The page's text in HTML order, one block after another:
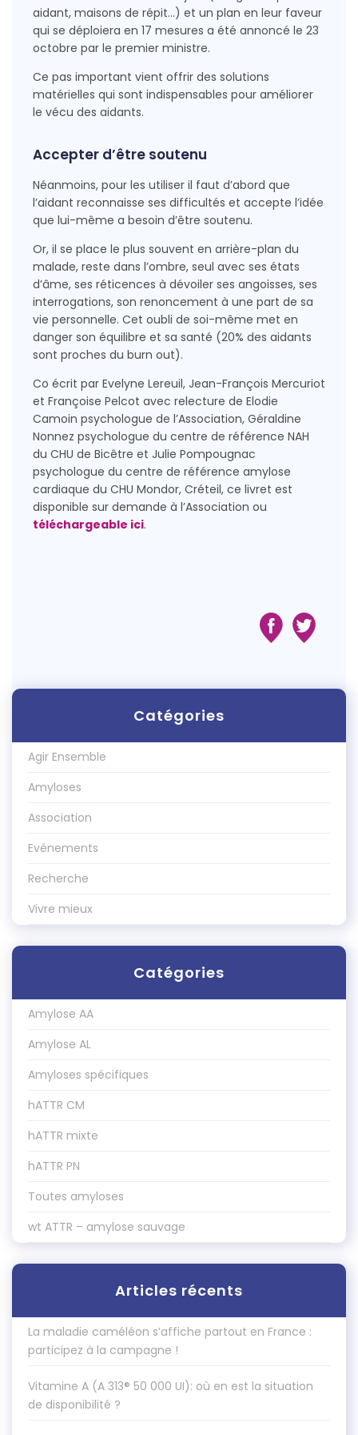
aidant, maisons de répit…) et un plan en leur faveur
qui se déploiera en 17 mesures a été annoncé le 23
octobre par le premier ministre.
Ce pas important vient offrir des solutions
matérielles qui sont indispensables pour améliorer
le vécu des aidants.
Accepter d’être soutenu
Néanmoins, pour les utiliser il faut d’abord que
l’aidant reconnaisse ses difficultés et accepte l’idée
que lui-même a besoin d’être soutenu.
Or, il se place le plus souvent en arrière-plan du
malade, reste dans l’ombre, seul avec ses états
d’âme, ses réticences à dévoiler ses angoisses, ses
interrogations, son renoncement à une part de sa
vie personnelle. Cet oubli de soi-même met en
danger son équilibre et sa santé (20% des aidants
sont proches du burn out).
Co écrit par Evelyne Lereuil, Jean-François Mercuriot
et Françoise Pelcot avec relecture de Elodie
Camoin psychologue de l’Association, Géraldine
Nonnez psychologue du centre de référence NAH
du CHU de Bicêtre et Julie Pompougnac
psychologue du centre de référence amylose
cardiaque du CHU Mondor, Créteil, ce livret est
disponible sur demande à l’Association ou
téléchargeable ici.
Catégories
Agir Ensemble
Amyloses
Association
Evénements
Recherche
Vivre mieux
Catégories
Amylose AA
Amylose AL
Amyloses spécifiques
hATTR CM
hATTR mixte
hATTR PN
Toutes amyloses
wt ATTR – amylose sauvage
Articles récents
La maladie caméléon s’affiche partout en France :
participez à la campagne !
Vitamine A (A 313® 50 000 UI): où en est la situation
de disponibilité ?